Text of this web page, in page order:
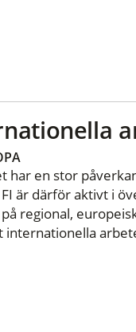
har en stor
är därför aktivt i
regional,